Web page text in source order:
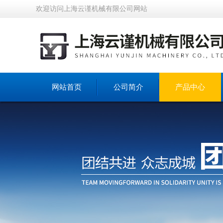
欢迎访问上海云谨机械有限公司网站
网站首页 公司简介 产品中心